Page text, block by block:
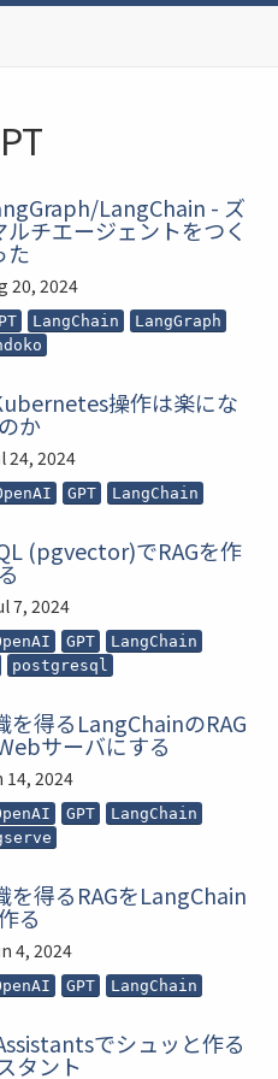
LangChain - ズ
チエージェントをつく
た
20, 2024
LangChain
LangGraph
操作は楽にな
か
24, 2024
GPT LangChain
(pgvector)でRAGを作
る
7, 2024
GPT
LangChain
postgresql
得るLangChainのRAG
サーバにする
14, 2024
GPT
LangChain
得るRAGをLangChain
る
4, 2024
GPT LangChain
でシュッと作る
タント